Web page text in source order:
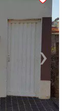
›Next